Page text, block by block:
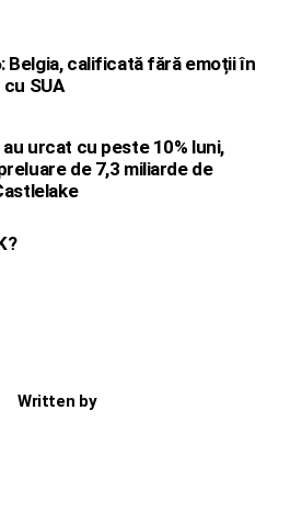
Belgia, calificată fără emoții în
SUA
urcat cu peste 10% luni,
de 7,3 miliarde de
Written by